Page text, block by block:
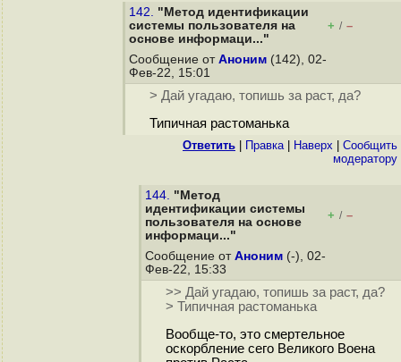
142. "Метод идентификации
системы пользователя на
основе информаци..."
+ / –
Сообщение от Аноним (142), 02-
Фев-22, 15:01
> Дай угадаю, топишь за раст, да?
Типичная растоманька
Ответить Правка| Наверх
Cообщить
модератору
144. "Метод
идентификации системы
пользователя на основе
информаци..."
+ / –
Сообщение от Аноним (-), 02-
Фев-22, 15:33
>> Дай угадаю, топишь за раст, да?
> Типичная растоманька
Вообще-то, это смертельное
оскорбление сего Великого Воена